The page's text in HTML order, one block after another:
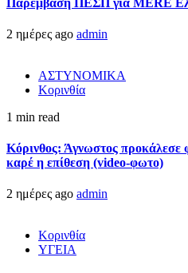
2 ημέρες ago admin
ΑΣΤΥΝΟΜΙΚΑ
Κορινθία
1 min read
Κόρινθος: Άγνωστος
καρέ η επίθεση (video-φωτο)
2 ημέρες ago admin
Κορινθία
ΥΓΕΙΑ